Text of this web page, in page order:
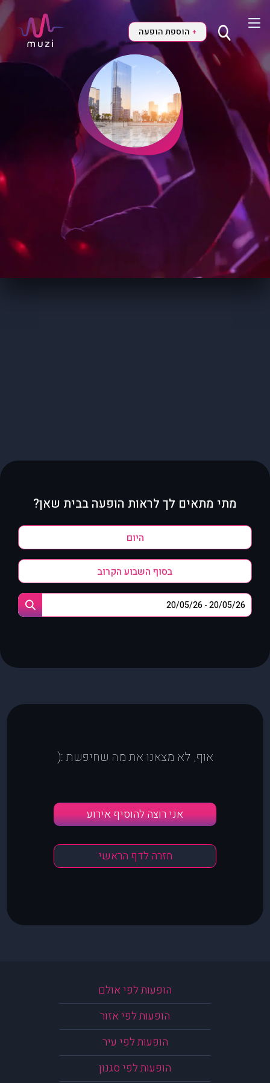
+ הוספת הופעה
מתי מתאים לך לראות הופעה בבית שאן?
היום
בסוף השבוע הקרוב
אוף, לא מצאנו את מה שחיפשת :(
אני רוצה להוסיף אירוע
חזרה לדף הראשי
הופעות לפי אולם
הופעות לפי אזור
הופעות לפי עיר
הופעות לפי סגנון